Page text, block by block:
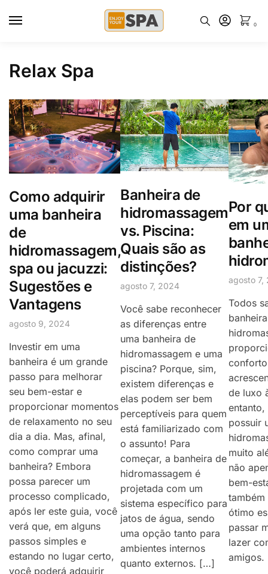
0
Relax Spa
Como adquirir
uma banheira
de
hidromassagem,
spa ou jacuzzi:
Sugestões e
Vantagens
agosto 9, 2024
Investir em uma
banheira é um grande
passo para melhorar
seu bem-estar e
proporcionar momentos
de relaxamento no seu
dia a dia. Mas, afinal,
como comprar uma
banheira? Embora
possa parecer um
processo complicado,
após ler este guia, você
verá que, em alguns
passos simples e
estando no lugar certo,
você poderá adquirir
Banheira de
hidromassagem
vs. Piscina:
Quais são as
distinções?
agosto 7, 2024
Você sabe reconhecer
as diferenças entre
uma banheira de
hidromassagem e uma
piscina? Porque, sim,
existem diferenças e
elas podem ser bem
perceptíveis para quem
está familiarizado com
o assunto! Para
começar, a banheira de
hidromassagem é
projetada com um
sistema específico para
jatos de água, sendo
uma opção tanto para
ambientes internos
quanto externos. […]
Por
em
agosto 7,
Todos
de luxo
possuir
muito
não
bem-
ótimo
passar
lazer